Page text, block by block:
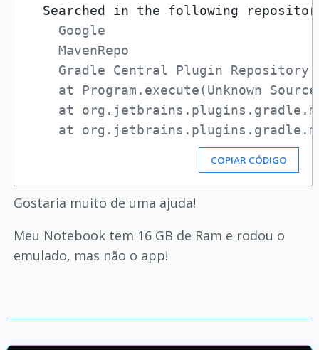
    Google
    MavenRepo
    Gradle Central Plugin Repository
at Program.execute(Unknown
at
COPIAR CÓDIGO
Gostaria muito de uma ajuda!
Meu Notebook tem 16 GB de Ram e rodou o
emulado, mas não o app!